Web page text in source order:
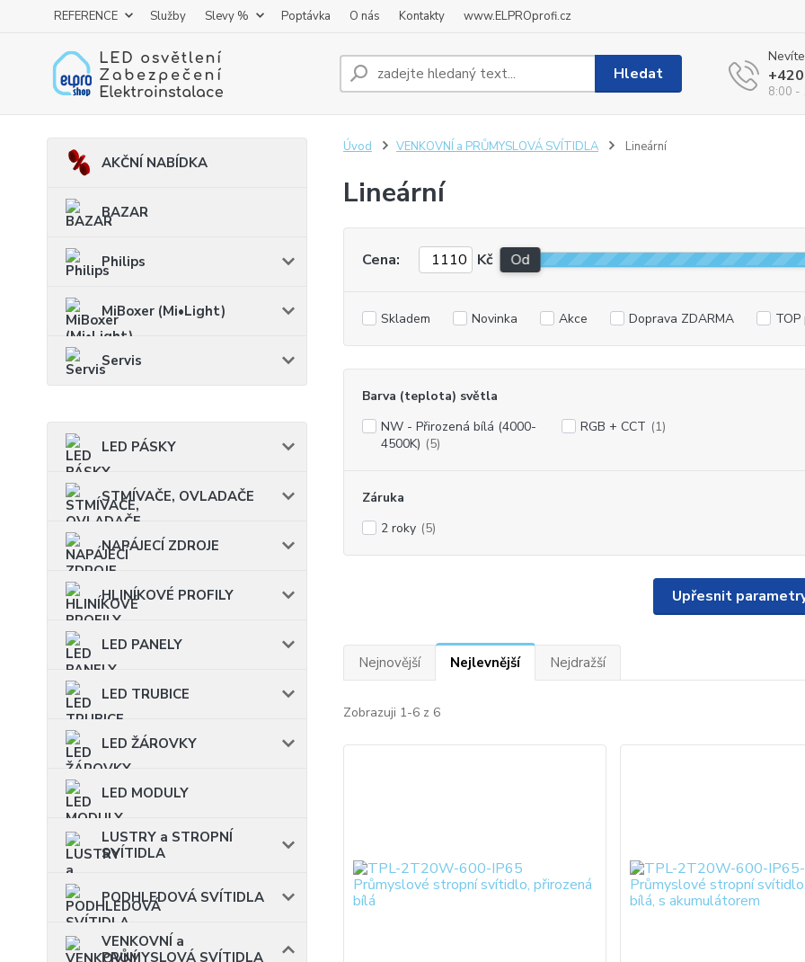
REFERENCE Služby Slevy % Poptávka O nás Kontakty www.ELPROprofi.cz
Hledat
8:00 -
AKČNÍ NABÍDKA
BAZAR
Philips
MiBoxer (Mi•Light)
Servis
LED PÁSKY
STMÍVAČE, OVLADAČE
NAPÁJECÍ ZDROJE
HLINÍKOVÉ PROFILY
LED PANELY
LED TRUBICE
LED ŽÁROVKY
LED MODULY
LUSTRY a STROPNÍ
SVÍTIDLA
PODHLEDOVÁ SVÍTIDLA
VENKOVNÍ a
PRŮMYSLOVÁ SVÍTIDLA
Úvod VENKOVNÍ a PRŮMYSLOVÁ SVÍTIDLA Lineární
Lineární
Upřesnit
Cena: Kč Od
Skladem Novinka Akce Doprava ZDARMA
Barva (teplota) světla
NW - Přirozená bílá (4000-
4500K) (5)
RGB + CCT (1)
Záruka
2 roky (5)
Nejnovější Nejlevnější Nejdražší
Zobrazuji 1-6 z 6